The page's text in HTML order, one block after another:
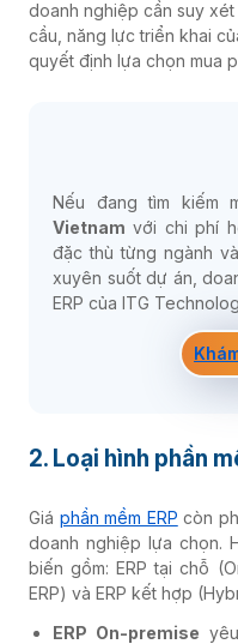
doanh nghiệp cần suy
cầu, năng lực triển khai
quyết định lựa chọn mua
Nếu đang tìm kiếm
Vietnam với chi phí
đặc thù từng ngành
xuyên suốt dự án,
ERP của ITG
2. Loại hình phần
Giá phần mềm ERP còn
doanh nghiệp lựa chọn.
biến gồm: ERP tại chỗ
ERP) và ERP kết hợp
ERP On-premise